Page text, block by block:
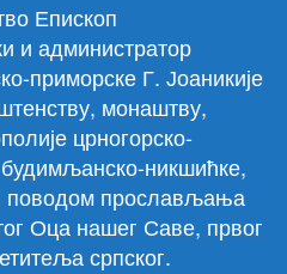
Епископ
и администратор
приморске Г. Јоаникије
монаштву,
црногорско-
никшићке,
прослављања
Оца нашег Саве, првог
српског.